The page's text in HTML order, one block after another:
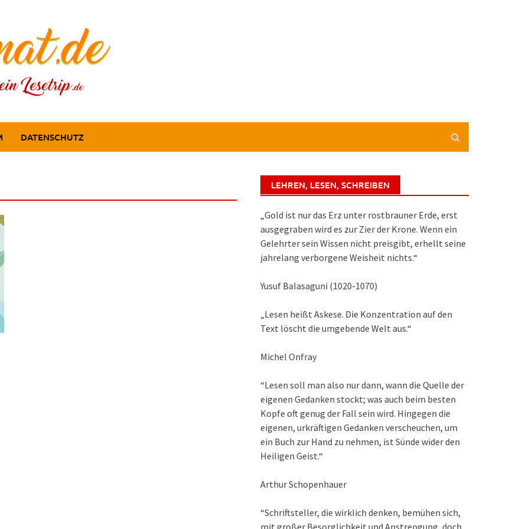
DATENSCHUTZ
LEHREN, LESEN, SCHREIBEN
„Gold ist nur das Erz unter rostbrauner Erde, erst
ausgegraben wird es zur Zier der Krone. Wenn ein
Gelehrter sein Wissen nicht preisgibt, erhellt seine
jahrelang verborgene Weisheit nichts.“
Yusuf Balasaguni (1020-1070)
„Lesen heißt Askese. Die Konzentration auf den
Text löscht die umgebende Welt aus.“
Michel Onfray
“Lesen soll man also nur dann, wann die Quelle der
eigenen Gedanken stockt; was auch beim besten
Kopfe oft genug der Fall sein wird. Hingegen die
eigenen, urkräftigen Gedanken verscheuchen, um
ein Buch zur Hand zu nehmen, ist Sünde wider den
Heiligen Geist.“
Arthur Schopenhauer
“Schriftsteller, die wirklich denken, bemühen sich,
mit großer Besorglichkeit und Anstrengung, doch